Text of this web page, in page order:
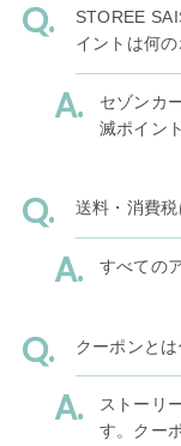
STOREE
イントは何
セゾンカ
滅ポイン
送料・消費
すべての
クーポンと
ストーリ
す。クー